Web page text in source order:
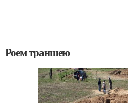
Роем траншею